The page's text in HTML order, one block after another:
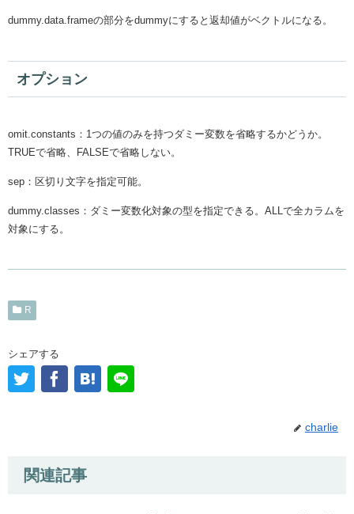
dummy.data.frameの部分をdummyにすると返却値がベクトルになる。
オプション
omit.constants：1つの値のみを持つダミー変数を省略するかどうか。
TRUEで省略、FALSEで省略しない。
sep：区切り文字を指定可能。
dummy.classes：ダミー変数化対象の型を指定できる。ALLで全カラムを
対象にする。
R
シェアする
charlie
関連記事